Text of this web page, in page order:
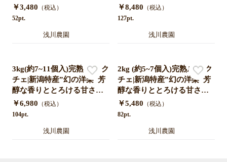
【お歳暮ギフト・産地直
送】
￥3,480 （税込）
52pt.
浅川農園
さ【お歳暮ギフト・産地直
送】
￥8,480 （税込）
127pt.
浅川農園
3kg(約7~11個入)完熟ル•レク
チェ|新潟特産”幻の洋梨”芳
醇な香りととろける甘さ
【お歳暮ギフト・産地直
送】
￥6,980 （税込）
104pt.
浅川農園
2kg (約5~7個入)完熟ル•レク
チェ|新潟特産”幻の洋梨”芳
醇な香りととろける甘さ
【お歳暮ギフト・産地直
送】
￥5,480 （税込）
82pt.
浅川農園